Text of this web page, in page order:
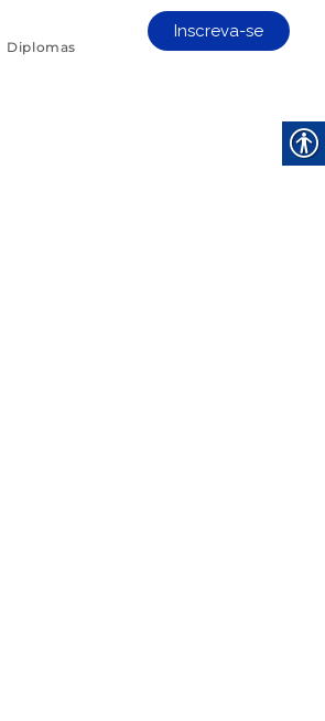
Diplomas
Inscreva-se